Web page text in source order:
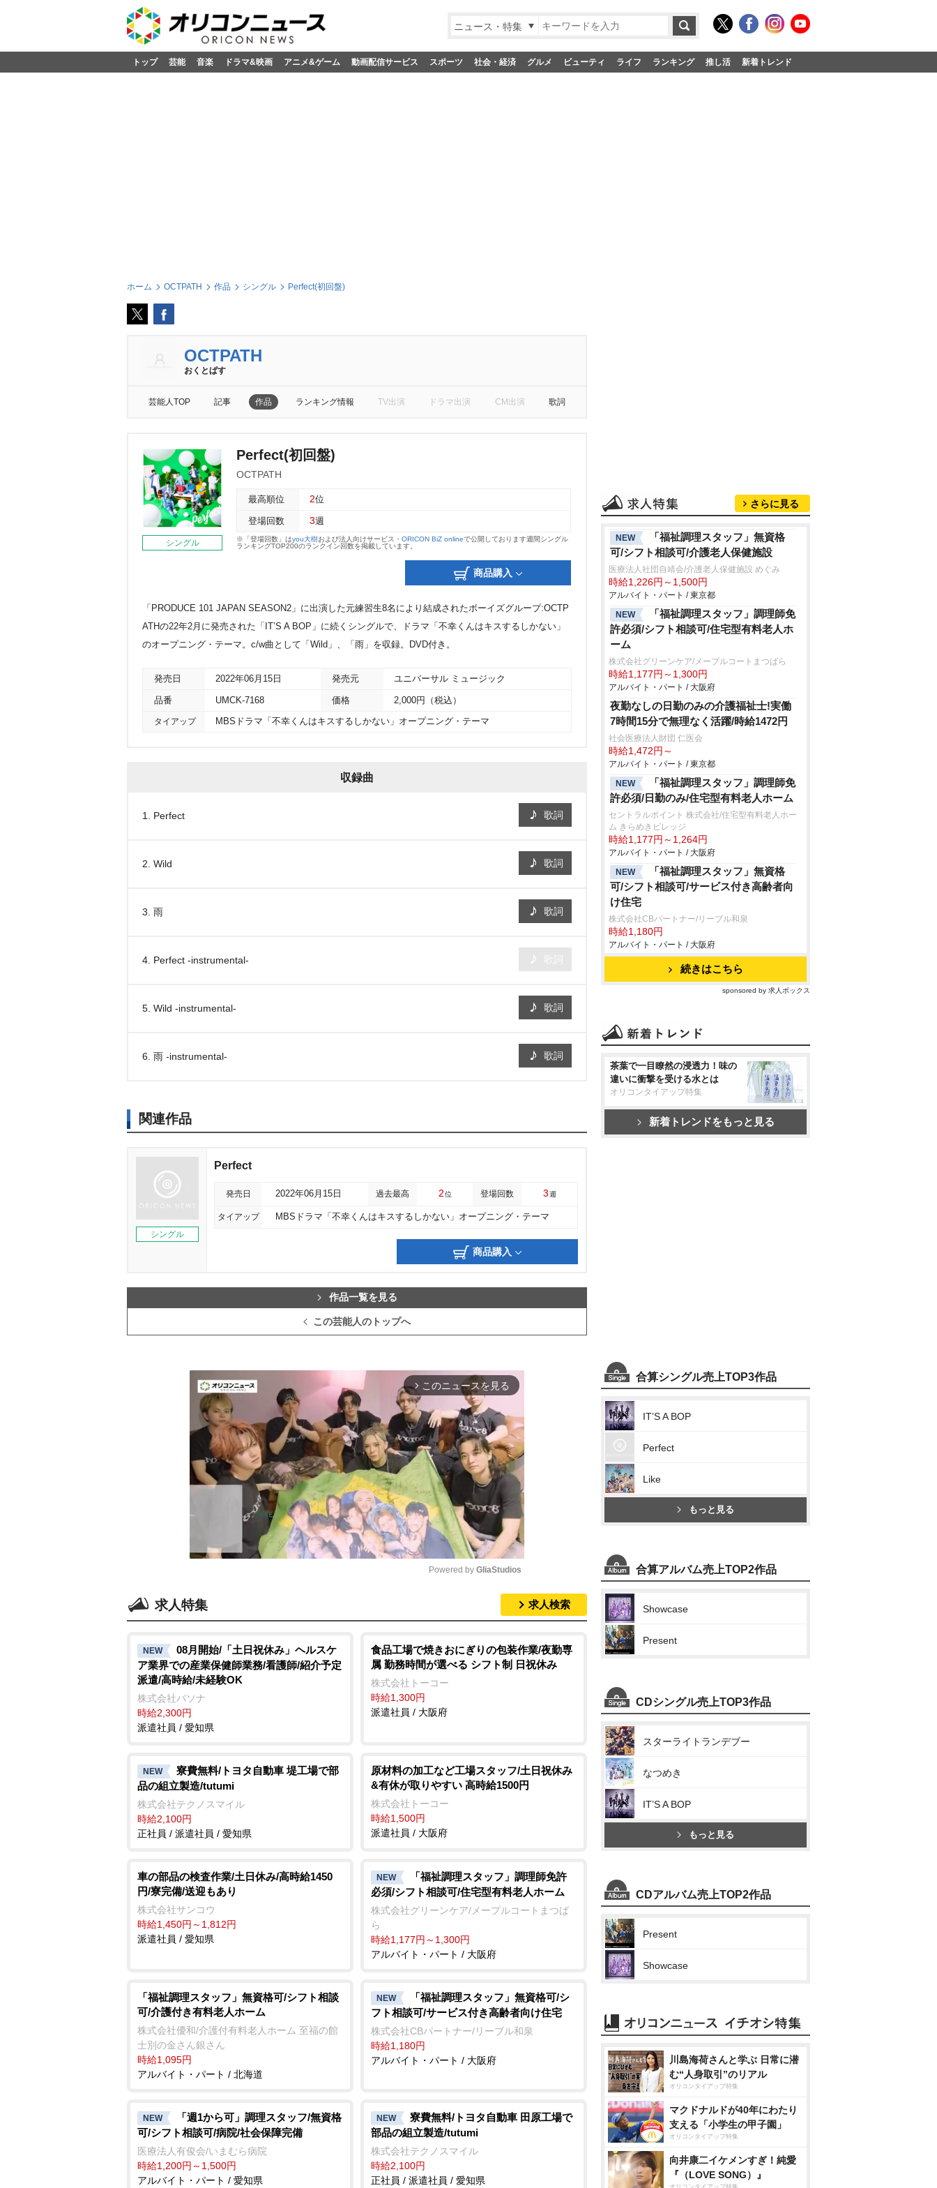
ニュース・特集
トップ 芸能 音楽 ドラマ&映画 アニメ&ゲーム 動画配信サービス スポーツ 社会・経済 グルメ ビューティ ライフ ランキング 推し活 新着トレンド
ホーム OCTPATH 作品 シングル Perfect(初回盤)
OCTPATH
おくとぱす
芸能人TOP 記事 作品 ランキング情報 TV出演 ドラマ出演 CM出演 歌詞
シングル
Perfect(初回盤)
OCTPATH
最高順位 2位
登場回数 3週
※「登場回数」はyou大樹および法人向けサービス・ ORICON BiZ onlineで公開しております週間シングル
ランキングTOP200のランクイン回数を掲載しています。
商品購入
「PRODUCE 101 JAPAN SEASON2」に出演した元練習生8名により結成されたボーイズグループ:OCTP
ATHの22年2月に発売された「IT’S A BOP」に続くシングルで、ドラマ「不幸くんはキスするしかない」
のオープニング・テーマ。c/w曲として「Wild」、「雨」を収録。DVD付き。
発売日 2022年06月15日 発売元 ユニバーサル ミュージック
品番 UMCK-7168 価格 2,000円（税込）
タイアップ MBSドラマ「不幸くんはキスするしかない」オープニング・テーマ
収録曲
1. Perfect 歌詞
2. Wild 歌詞
3. 雨 歌詞
4. Perfect -instrumental-
5. Wild -instrumental- 歌詞
6. 雨 -instrumental- 歌詞
関連作品
シングル
Perfect
発売日 2022年06月15日 過去最高 2位 登場回数 3週
タイアップ MBSドラマ「不幸くんはキスするしかない」オープニング・テーマ
商品購入
作品一覧を見る
この芸能人のトップへ
arrow_forward_ios このニュースを見る
t
e
Powered by GliaStudios
求人特集 求人検索
NEW
08月開始/「土日祝休み」ヘルスケ
ア業界での産業保健師業務/看護師/紹介予定
派遣/高時給/未経験OK
株式会社パソナ
時給2,300円
派遣社員 / 愛知県
食品工場で焼きおにぎりの包装作業/夜勤専
属 勤務時間が選べる シフト制 日祝休み
株式会社トーコー
時給1,300円
派遣社員 / 大阪府
NEW
寮費無料/トヨタ自動車 堤工場で部
品の組立製造/tutumi
株式会社テクノスマイル
時給2,100円
正社員 / 派遣社員 / 愛知県
原材料の加工など工場スタッフ/土日祝休み
&有休が取りやすい 高時給1500円
株式会社トーコー
時給1,500円
派遣社員 / 大阪府
車の部品の検査作業/土日休み/高時給1450
円/寮完備/送迎もあり
株式会社サンコウ
時給1,450円～1,812円
派遣社員 / 愛知県
NEW
「福祉調理スタッフ」調理師免許
必須/シフト相談可/住宅型有料老人ホーム
株式会社グリーンケア/メープルコートまつば
ら
時給1,177円～1,300円
アルバイト・パート / 大阪府
「福祉調理スタッフ」無資格可/シフト相談
可/介護付き有料老人ホーム
株式会社優和/介護付有料老人ホーム 至福の館
士別の金さん銀さん
時給1,095円
アルバイト・パート / 北海道
NEW
「福祉調理スタッフ」無資格可/シ
フト相談可/サービス付き高齢者向け住宅
株式会社CBパートナー/リーブル和泉
時給1,180円
アルバイト・パート / 大阪府
NEW
「週1から可」調理スタッフ/無資格
可/シフト相談可/病院/社会保障完備
医療法人有俊会/いまむら病院
時給1,200円～1,500円
アルバイト・パート / 愛知県
NEW
寮費無料/トヨタ自動車 田原工場で
部品の組立製造/tutumi
株式会社テクノスマイル
時給2,100円
正社員 / 派遣社員 / 愛知県
さらに見る
NEW
「福祉調理スタッフ」無資格
可/シフト相談可/介護老人保健施設
医療法人社団自靖会/介護老人保健施設 めぐみ
時給1,226円～1,500円
アルバイト・パート / 東京都
NEW
「福祉調理スタッフ」調理師免
許必須/シフト相談可/住宅型有料老人ホ
ーム
株式会社グリーンケア/メープルコートまつばら
時給1,177円～1,300円
アルバイト・パート / 大阪府
夜勤なしの日勤のみの介護福祉士!実働
7時間15分で無理なく活躍/時給1472円
社会医療法人財団 仁医会
時給1,472円～
アルバイト・パート / 東京都
NEW
「福祉調理スタッフ」調理師免
許必須/日勤のみ/住宅型有料老人ホーム
セントラルポイント 株式会社/住宅型有料老人ホー
ム きらめきビレッジ
時給1,177円～1,264円
アルバイト・パート / 大阪府
NEW
「福祉調理スタッフ」無資格
可/シフト相談可/サービス付き高齢者向
け住宅
株式会社CBパートナー/リーブル和泉
時給1,180円
アルバイト・パート / 大阪府
続きはこちら
sponsored by 求人ボックス
茶葉で一目瞭然の浸透力！味の
違いに衝撃を受ける水とは
オリコンタイアップ特集
新着トレンドをもっと見る
合算シングル売上TOP3作品
IT’S A BOP
Perfect
Like
もっと見る
合算アルバム売上TOP2作品
Showcase
Present
CDシングル売上TOP3作品
スターライトランデブー
なつめき
IT’S A BOP
もっと見る
CDアルバム売上TOP2作品
Present
Showcase
川島海荷さんと学ぶ 日常に潜
む“人身取引”のリアル
オリコンタイアップ特集
マクドナルドが40年にわたり
支える「小学生の甲子園」
オリコンタイアップ特集
向井康二イケメンすぎ！純愛
『（LOVE SONG）』
オリコンタイアップ特集